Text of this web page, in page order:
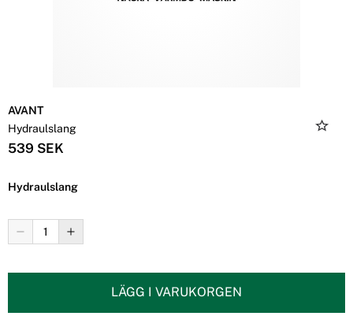
AVANT
Hydraulslang
539 SEK
Hydraulslang
LÄGG I VARUKORGEN